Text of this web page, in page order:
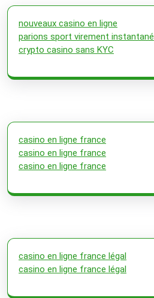
nouveaux casino en ligne
parions sport virement instantané
crypto casino sans KYC
casino en ligne france
casino en ligne france
casino en ligne france
casino en ligne france légal
casino en ligne france légal